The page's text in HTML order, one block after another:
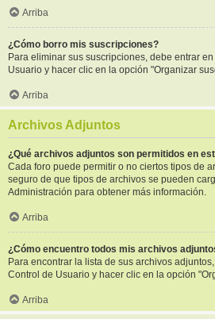
Arriba
¿Cómo borro mis suscripciones?
Para eliminar sus suscripciones, debe entrar
Usuario y hacer clic en la opción "Organizar
Arriba
Archivos Adjuntos
¿Qué archivos adjuntos son permitidos en
Cada foro puede permitir o no ciertos tipos de
seguro de que tipos de archivos se pueden
Administración para obtener más información.
Arriba
¿Cómo encuentro todos mis archivos
Para encontrar la lista de sus archivos
Control de Usuario y hacer clic en la opción
Arriba